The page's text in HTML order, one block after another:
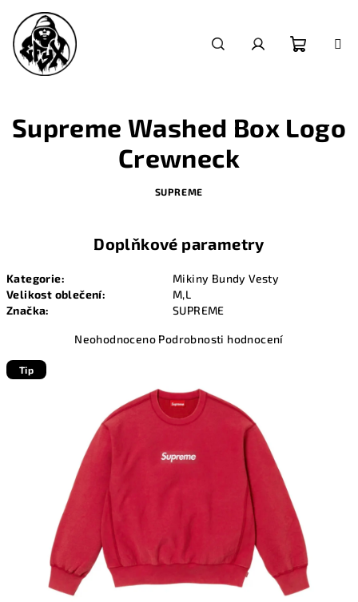
obsah
Supreme Washed Box Logo
Crewneck
SUPREME
Doplňkové parametry
Kategorie:
Mikiny Bundy Vesty
Velikost oblečení:
M,L
Značka: SUPREME
Průměrné
hvězdiček.
Neohodnoceno Podrobnosti hodnocení
Tip